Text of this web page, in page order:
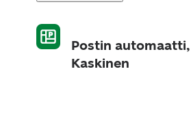
Postin automaatti,
Kaskinen